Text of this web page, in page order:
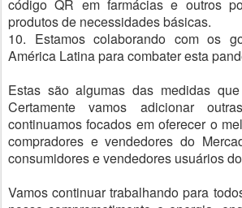
código QR em farmácias e outros
produtos de necessidades básicas.
10. Estamos colaborando com os
América Latina para combater esta
Estas são algumas das medidas
Certamente vamos adicionar
continuamos focados em oferecer o
compradores e vendedores do
consumidores e vendedores usuários
Vamos continuar trabalhando para